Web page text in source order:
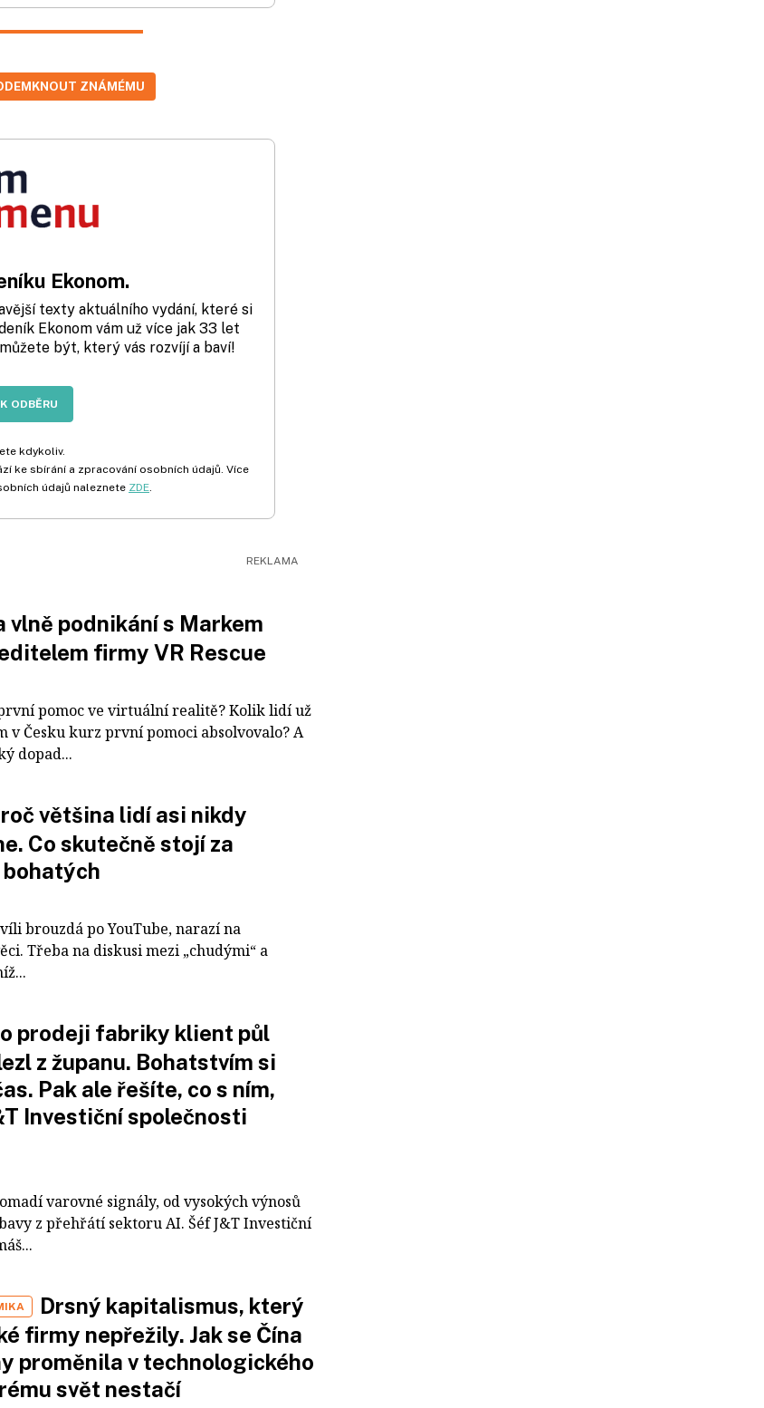
ZNÁMÉMU
Ekonom.
texty aktuálního vydání, které si
Ekonom vám už více jak 33 let
být, který vás rozvíjí a baví!
ODBĚRU
kdykoliv.
ke sbírání a zpracování osobních údajů. Více
údajů naleznete ZDE
vlně podnikání s Markem
firmy VR Rescue
pomoc ve virtuální realitě? Kolik lidí už
v Česku kurz první pomoci absolvovalo? A
dopad...
většina lidí asi nikdy
Co skutečně stojí za
brouzdá po YouTube, narazí na
Třeba na diskusi mezi „chudými“ a
prodeji fabriky klient půl
z županu. Bohatstvím si
Pak ale řešíte, co s ním,
Investiční společnosti
varovné signály, od vysokých výnosů
z přehřátí sektoru AI. Šéf J&T Investiční
Drsný kapitalismus, který
firmy nepřežily. Jak se Čína
proměnila v technologického
svět nestačí